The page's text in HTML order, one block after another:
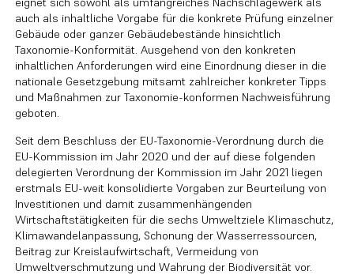
auch als inhaltliche Vorgabe für die konkrete Prüfung einzelner
Gebäude oder ganzer Gebäudebestände hinsichtlich
Taxonomie-Konformität. Ausgehend von den konkreten
inhaltlichen Anforderungen wird eine Einordnung dieser in die
nationale Gesetzgebung mitsamt zahlreicher konkreter Tipps
und Maßnahmen zur Taxonomie-konformen Nachweisführung
geboten.
Seit dem Beschluss der EU-Taxonomie-Verordnung durch die
EU-Kommission im Jahr 2020 und der auf diese folgenden
delegierten Verordnung der Kommission im Jahr 2021 liegen
erstmals EU-weit konsolidierte Vorgaben zur Beurteilung von
Investitionen und damit zusammenhängenden
Wirtschaftstätigkeiten für die sechs Umweltziele Klimaschutz,
Klimawandelanpassung, Schonung der Wasserressourcen,
Beitrag zur Kreislaufwirtschaft, Vermeidung von
Umweltverschmutzung und Wahrung der Biodiversität vor.